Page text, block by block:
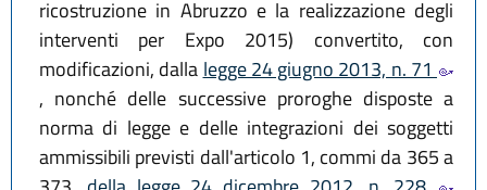
ricostruzione in Abruzzo e la realizzazione degli
interventi per Expo 2015) convertito, con
modificazioni, dalla legge 24 giugno 2013, n. 71
, nonché delle successive proroghe disposte a
norma di legge e delle integrazioni dei soggetti
ammissibili previsti dall'articolo 1, commi da 365 a